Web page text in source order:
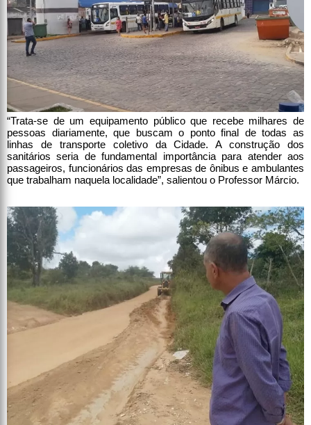
“Trata-se de um equipamento público que recebe milhares de
pessoas diariamente, que buscam o ponto final de todas as
linhas de transporte coletivo da Cidade. A construção dos
sanitários seria de fundamental importância para atender aos
passageiros, funcionários das empresas de ônibus e ambulantes
que trabalham naquela localidade”, salientou o Professor Márcio.